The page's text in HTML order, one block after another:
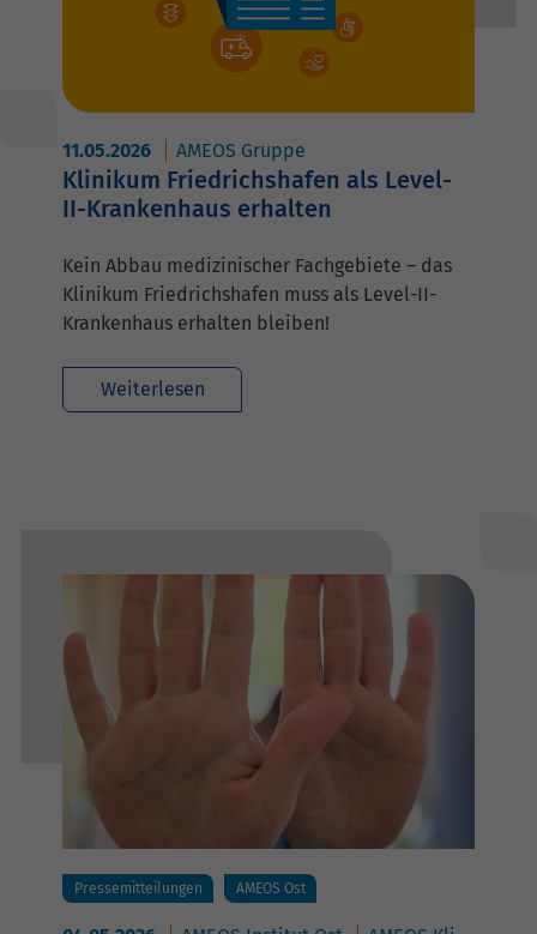
11.05.2026 AMEOS Gruppe
Klinikum Friedrichshafen als Level-
II-Krankenhaus erhalten
Kein Abbau medizinischer Fachgebiete – das
Klinikum Friedrichshafen muss als Level-II-
Krankenhaus erhalten bleiben!
Weiterlesen
Pressemitteilungen AMEOS Ost